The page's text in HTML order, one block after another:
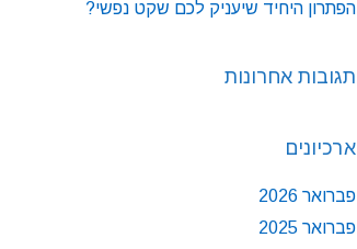
הפתרון היחיד שיעניק לכם שקט נפשי?
תגובות אחרונות
ארכיונים
פברואר 2026
פברואר 2025